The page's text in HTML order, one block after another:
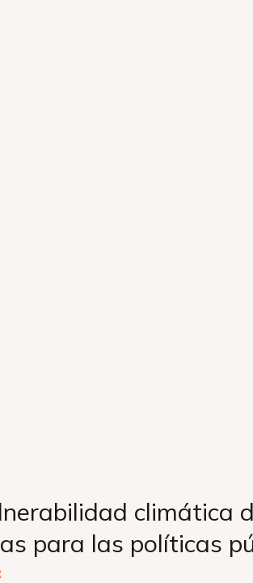
climática
para las políticas